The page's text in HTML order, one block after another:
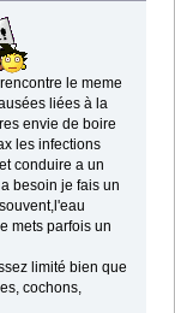
le meme
liées à la
envie de boire
les infections
conduire a un
besoin je fais un
mets parfois un
limité bien que
cochons,